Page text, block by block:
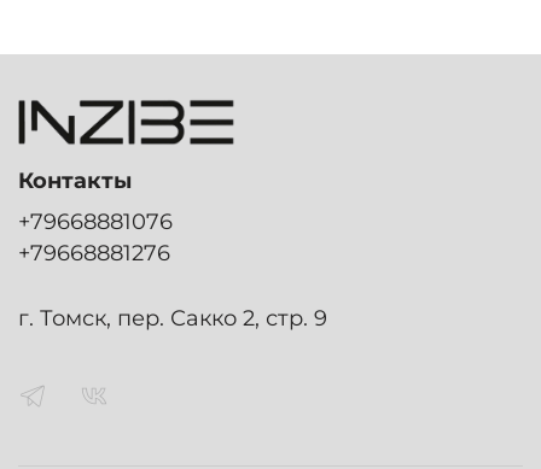
Контакты
+79668881076
+79668881276
г. Томск, пер. Сакко 2, стр. 9